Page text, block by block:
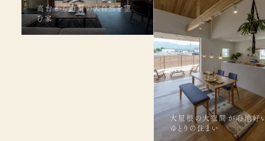
高台から山梨の大自然を望
む家
大屋根の大空間が心地好
ゆとりの住まい